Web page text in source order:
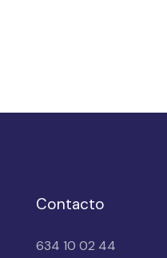
Contacto
634 10 02 44